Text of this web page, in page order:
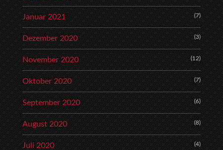
Januar 2021 (7)
Dezember 2020 (3)
November 2020 (12)
Oktober 2020 (7)
September 2020 (6)
August 2020 (8)
Juli 2020 (4)